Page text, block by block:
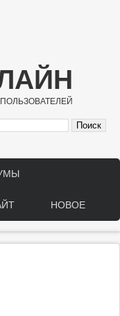
НОВОЕ